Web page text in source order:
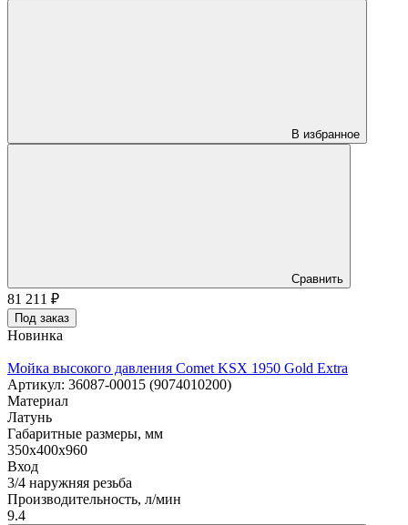
В избранное
Сравнить
81 211 ₽
Под заказ
Новинка
Мойка высокого давления Comet KSX 1950 Gold Extra
Артикул: 36087-00015 (9074010200)
Материал
Латунь
Габаритные размеры, мм
350x400x960
Вход
3/4 наружняя резьба
Производительность, л/мин
9.4